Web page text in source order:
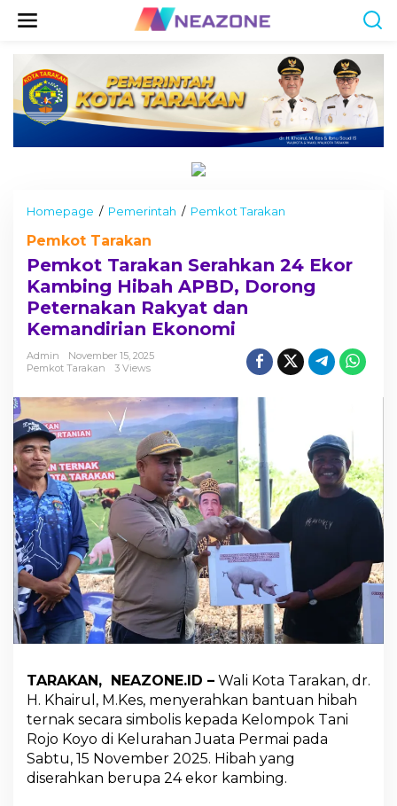
Homepage / Pemerintah / Pemkot Tarakan
k
o
t
a
k
h
k
2
4
E
k
o
K
m
b
i
n
g
H
i
b
Pemkot Tarakan
Pemkot Tarakan Serahkan 24 Ekor
Kambing Hibah APBD, Dorong
Peternakan Rakyat dan
Kemandirian Ekonomi
Admin
November 15, 2025
Pemkot Tarakan
3 Views
TARAKAN, NEAZONE.ID – Wali Kota Tarakan, dr.
H. Khairul, M.Kes, menyerahkan bantuan hibah
ternak secara simbolis kepada Kelompok Tani
Rojo Koyo di Kelurahan Juata Permai pada
Sabtu, 15 November 2025. Hibah yang
diserahkan berupa 24 ekor kambing.